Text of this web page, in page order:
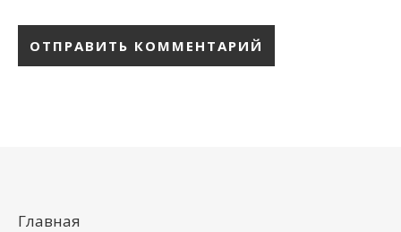
Главная